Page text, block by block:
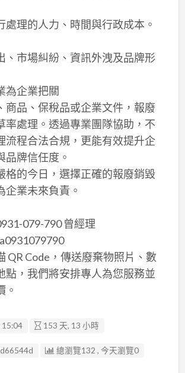
處理的人力、時間與行政成本。
、市場糾紛、資訊外洩及品牌形
為企業把關
商品、保稅品或企業文件，報廢
率處理。透過專業團隊協助，不
流程合法合規，更能有效提升企
品牌信任度。
格的今日，選擇正確的報廢銷毀
企業未來負責。
079-790 曾經理
QR Code，傳送廢棄物照片、數
點，我們將安排專人為您服務並
。
153 天, 13 小時
總瀏覽132 , 今天瀏覽0